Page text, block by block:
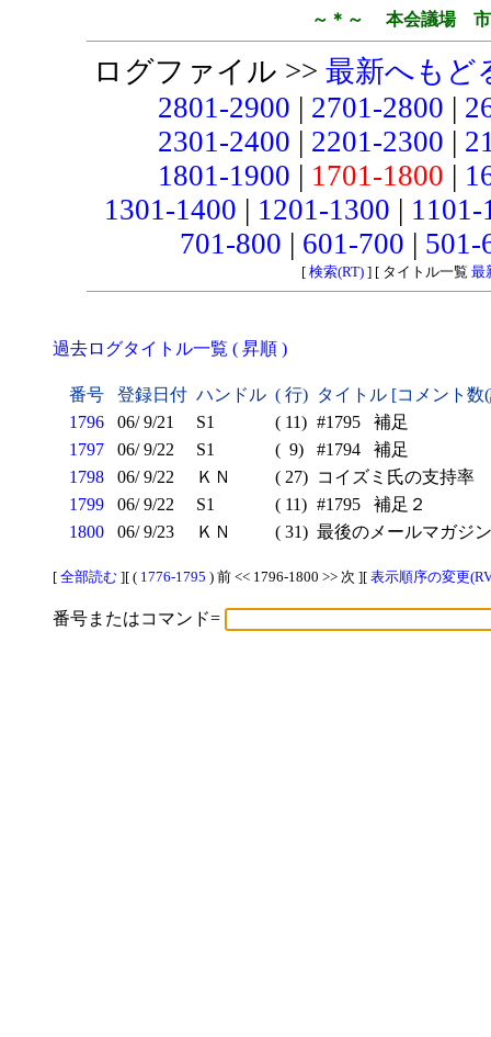
～＊～ 本会議場 市
ログファイル >> 最新へもど
2801-2900 | 2701-2800 |
2301-2400 | 2201-2300 |
1801-1900 | 1701-1800 |
1301-1400 | 1201-1300 |
701-800 | 601-700 |
[ 検索(RT)] [ タイトル一覧 最
過去ログタイトル一覧 ( 昇順 )
番号 登録日付 ハンドル ( 行) タイトル [コメント
1796
06/ 9/21 S1 ( 11) #1795 補足
1797
06/ 9/22 S1 ( 9)
#1794 補足
1798
06/ 9/22 ＫＮ ( 27) コイズミ氏の支持率
1799
06/ 9/22 S1 ( 11) #1795 補足２
1800
06/ 9/23 ＫＮ ( 31) 最後のメールマガジン
[ 全部読む ][ ( 1776-1795 ) 前 << 1796-1800 >> 次 ][ 表示順序の変更
番号またはコマンド=